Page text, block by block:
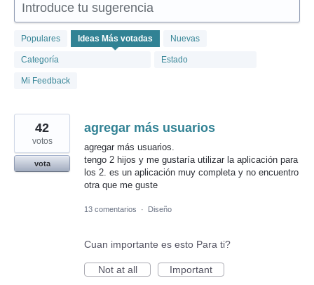
Introduce tu sugerencia
Populares Ideas Más votadas Nuevas
Categoría Estado
Mi Feedback
267
resultados
encontrados
agregar más usuarios
agregar más usuarios.
tengo 2 hijos y me gustaría utilizar la aplicación para
los 2. es un aplicación muy completa y no encuentro
otra que me guste
42
votos
vota
13 comentarios · Diseño
Cuan importante es esto Para ti?
Not at all
Important